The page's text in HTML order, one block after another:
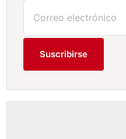
Suscribirse